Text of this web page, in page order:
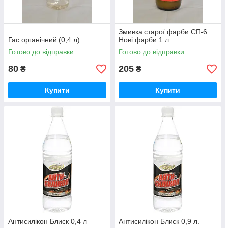
Гас органічний (0,4 л)
Готово до відправки
80 ₴
Купити
Змивка старої фарби СП-6
Нові фарби 1 л
Готово до відправки
205 ₴
Купити
Антисилікон Блиск 0,4 л
Антисилікон Блиск 0,9 л.